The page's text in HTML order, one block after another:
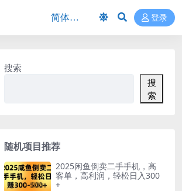
登录
搜索
搜
索
随机项目推荐
2025闲鱼倒卖二手手机，高
客单，高利润，轻松日入300
+